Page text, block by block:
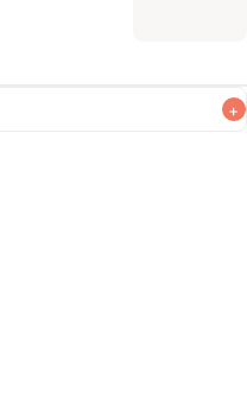
+
上がりいただくことをお